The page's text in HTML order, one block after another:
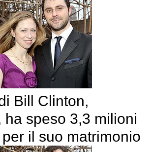
Bill Clinton,
ha speso 3,3 milioni
il suo matrimonio